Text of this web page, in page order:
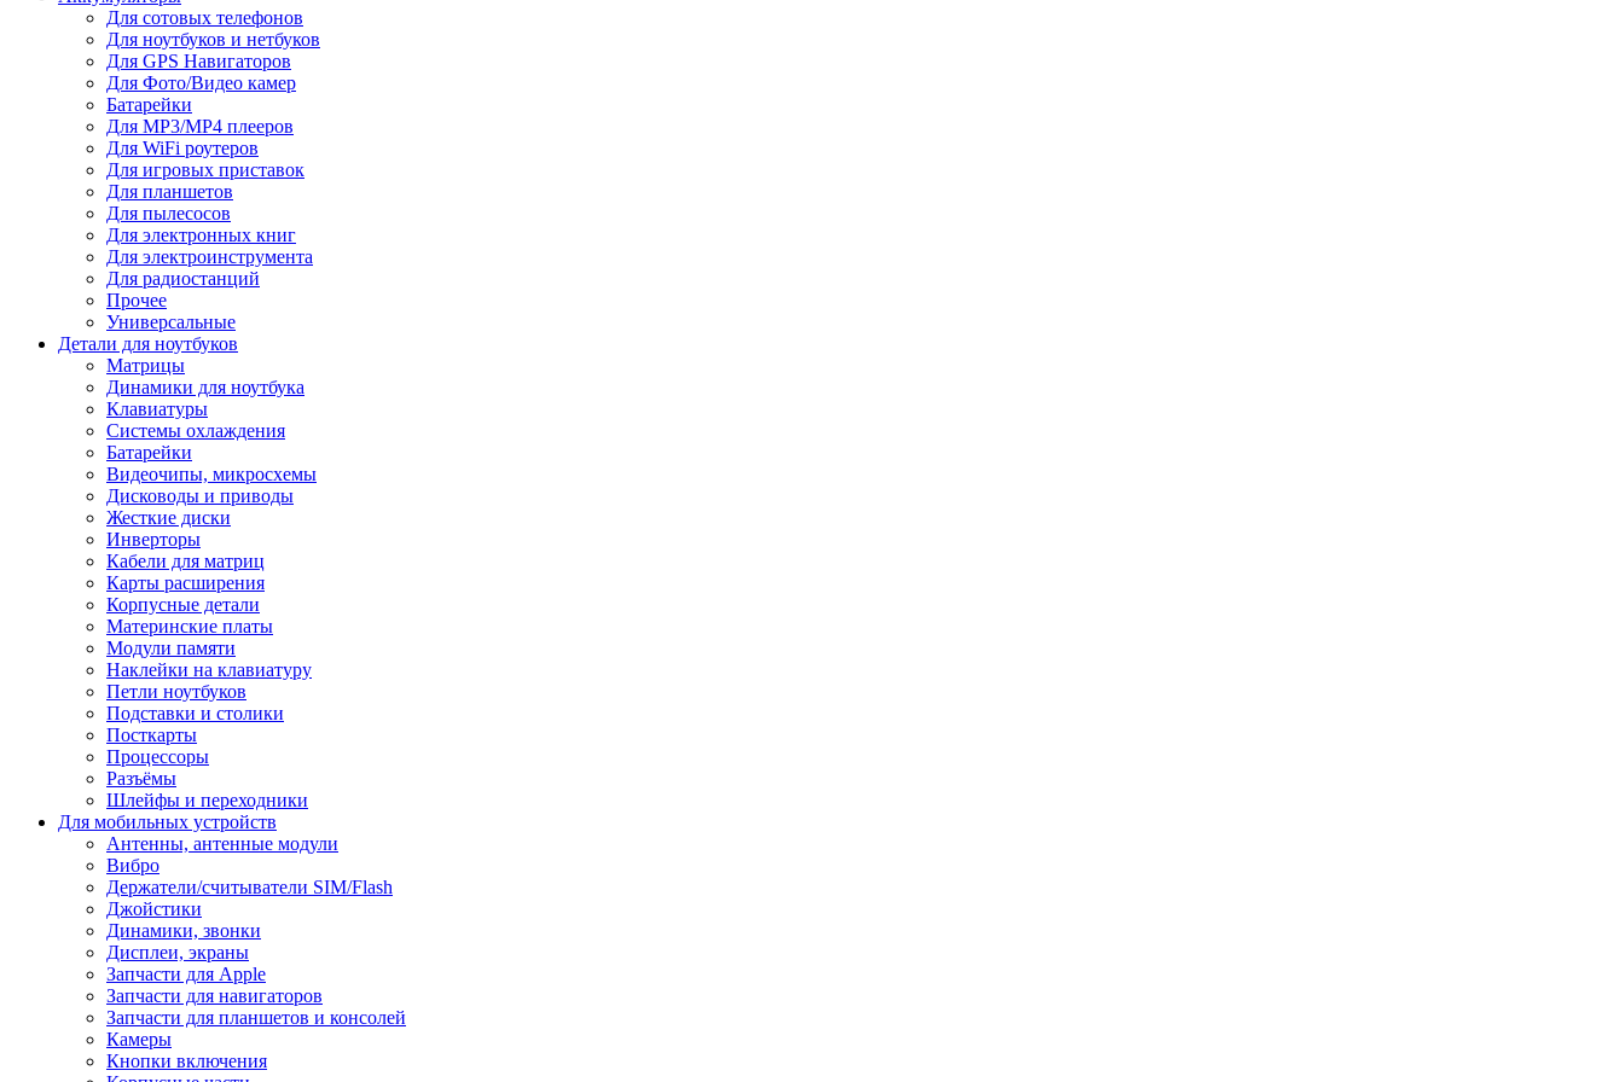
Для сотовых телефонов
Для ноутбуков и нетбуков
Для GPS Навигаторов
Для Фото/Видео камер
Батарейки
Для MP3/MP4 плееров
Для WiFi роутеров
Для игровых приставок
Для планшетов
Для пылесосов
Для электронных книг
Для электроинструмента
Для радиостанций
Прочее
Универсальные
Детали для ноутбуков
Матрицы
Динамики для ноутбука
Клавиатуры
Системы охлаждения
Батарейки
Видеочипы, микросхемы
Дисководы и приводы
Жесткие диски
Инверторы
Кабели для матриц
Карты расширения
Корпусные детали
Материнские платы
Модули памяти
Наклейки на клавиатуру
Петли ноутбуков
Подставки и столики
Посткарты
Процессоры
Разъёмы
Шлейфы и переходники
Для мобильных устройств
Антенны, антенные модули
Вибро
Держатели/считыватели SIM/Flash
Джойстики
Динамики, звонки
Дисплеи, экраны
Запчасти для Apple
Запчасти для навигаторов
Запчасти для планшетов и консолей
Камеры
Кнопки включения